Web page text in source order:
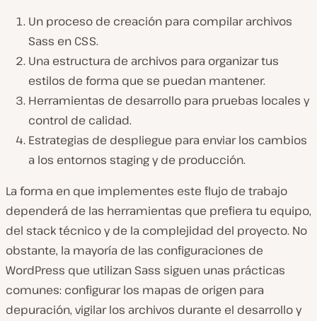
Un proceso de creación para compilar archivos
Sass en CSS.
Una estructura de archivos para organizar tus
estilos de forma que se puedan mantener.
Herramientas de desarrollo para pruebas locales y
control de calidad.
Estrategias de despliegue para enviar los cambios
a los entornos staging y de producción.
La forma en que implementes este flujo de trabajo
dependerá de las herramientas que prefiera tu equipo,
del stack técnico y de la complejidad del proyecto. No
obstante, la mayoría de las configuraciones de
WordPress que utilizan Sass siguen unas prácticas
comunes: configurar los mapas de origen para
depuración, vigilar los archivos durante el desarrollo y